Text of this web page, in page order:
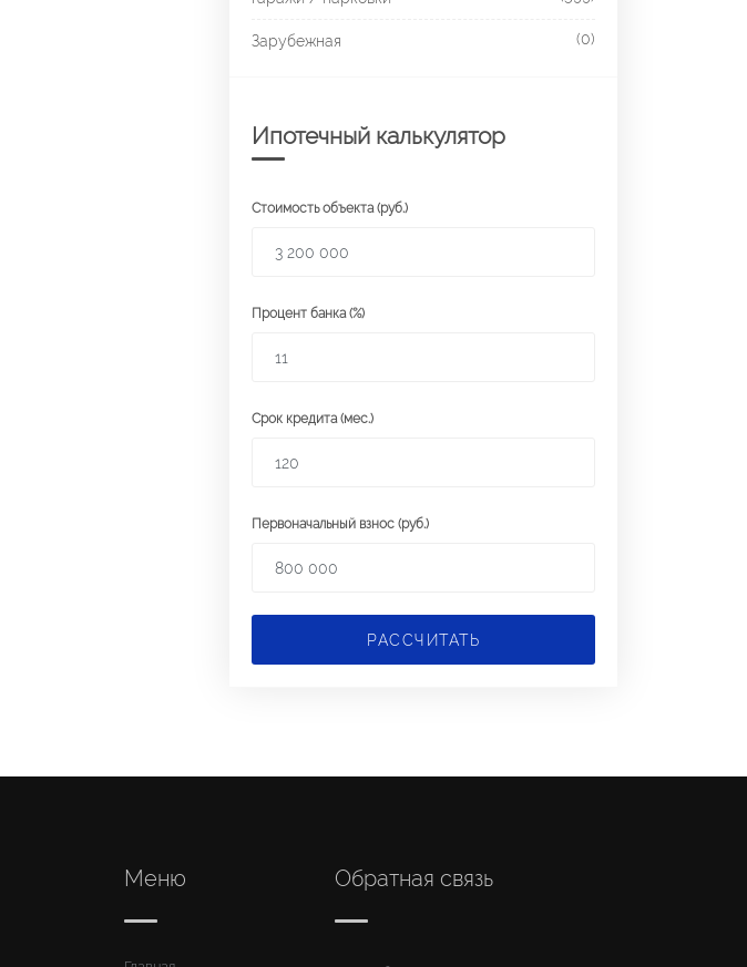
Зарубежная (0)
Ипотечный калькулятор
Стоимость объекта (руб.)
Процент банка (%)
Срок кредита (мес.)
Первоначальный взнос (руб.)
РАССЧИТАТЬ
Меню Обратная связь